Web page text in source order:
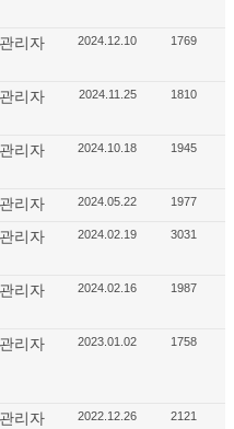
관리자 2024.12.10 1769
관리자 2024.11.25 1810
관리자 2024.10.18 1945
관리자 2024.05.22 1977
관리자 2024.02.19 3031
관리자 2024.02.16 1987
관리자 2023.01.02 1758
관리자 2022.12.26 2121